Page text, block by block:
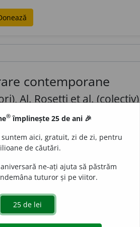
contemporane
Al. Rosetti et al. (colectiv)
1957
® împlinește 25 de ani 🎉
aici, gratuit, zi de zi, pentru
de căutări.
ne-ați ajuta să păstrăm
tuturor și pe viitor.